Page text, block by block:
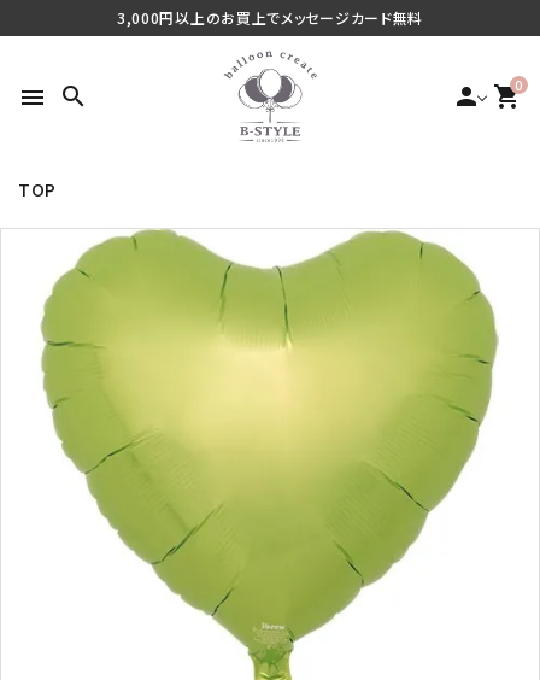
3,000円以上のお買上でメッセージカード無料
menu search person 0
shopping_cart
最近チェックした商品
ご利用シーンから探す
商品タイプから探す
価格から探す
TOP